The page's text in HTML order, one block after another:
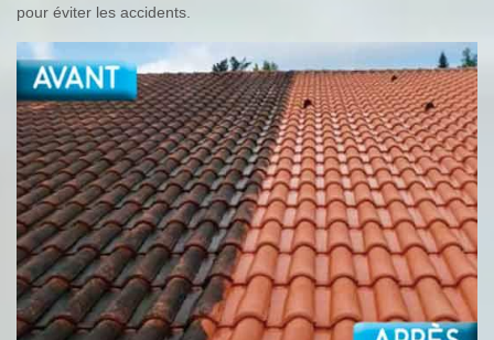
pour éviter les accidents.